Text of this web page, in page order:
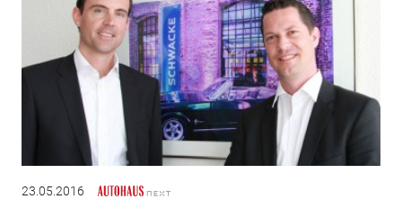
23.05.2016